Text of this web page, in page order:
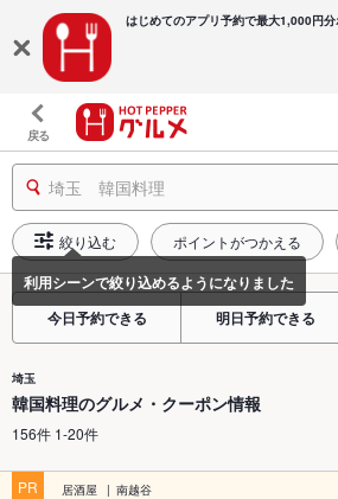
はじめてのアプリ予約で最大1,000円分
戻る
埼玉 韓国料理
絞り込む ポイントがつかえる
今日予約できる 明日予約できる
埼玉
韓国料理のグルメ・クーポン情報
156件 1-20件
PR 居酒屋 南越谷